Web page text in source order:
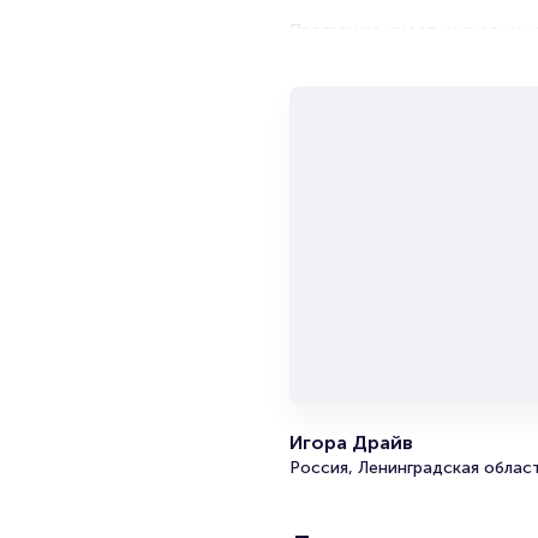
Программа имеет несколько
Игора Драйв
Россия, Ленинградская